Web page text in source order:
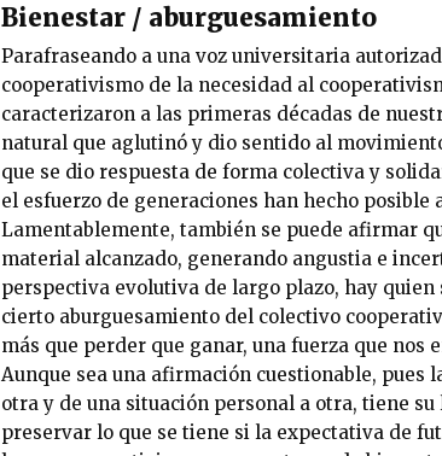
Bienestar / aburguesamiento
Parafraseando a una voz universitaria
cooperativismo de la necesidad al
caracterizaron a las primeras décadas de
natural que aglutinó y dio sentido al
que se dio respuesta de forma colectiva y
el esfuerzo de generaciones han hecho
Lamentablemente, también se puede afirmar
material alcanzado, generando angustia e
perspectiva evolutiva de largo plazo, hay
cierto aburguesamiento del colectivo
más que perder que ganar, una fuerza que nos
Aunque sea una afirmación cuestionable,
otra y de una situación personal a otra, tiene
preservar lo que se tiene si la expectativa de